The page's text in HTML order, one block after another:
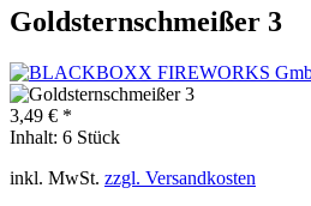
Goldsternschmeißer 3
3,49 € *
Inhalt: 6 Stück
inkl. MwSt. zzgl. Versandkosten